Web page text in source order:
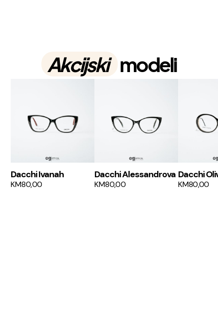
Akcijski modeli
Dacchi Ivanah
KM80,00
Dacchi Alessandrova
KM80,00
Dacchi
KM80,00